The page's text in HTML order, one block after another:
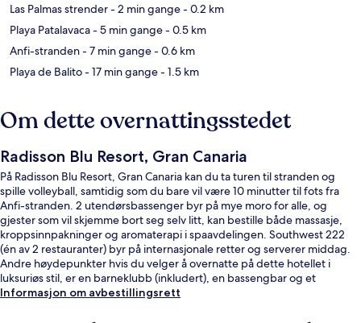
Las Palmas strender- 2 min gange- 0.2 km
Playa Patalavaca- 5 min gange- 0.5 km
Anfi-stranden- 7 min gange- 0.6 km
Playa de Balito- 17 min gange- 1.5 km
Om dette overnattingsstedet
Radisson Blu Resort, Gran Canaria
På Radisson Blu Resort, Gran Canaria kan du ta turen til stranden og
spille volleyball, samtidig som du bare vil være 10 minutter til fots fra
Anfi-stranden. 2 utendørsbassenger byr på mye moro for alle, og
gjester som vil skjemme bort seg selv litt, kan bestille både massasje,
kroppsinnpakninger og aromaterapi i spaavdelingen. Southwest 222
(én av 2 restauranter) byr på internasjonale retter og serverer middag.
Andre høydepunkter hvis du velger å overnatte på dette hotellet i
luksuriøs stil, er en barneklubb (inkludert), en bassengbar og et
døgnåpent treningssenter. Andre reisende skryter av blant annet den
Informasjon om avbestillingsrett